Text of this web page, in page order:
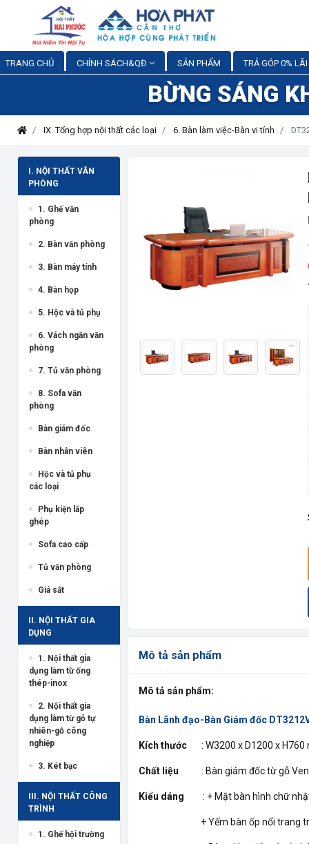
TRANG CHỦ CHÍNH SÁCH&QĐ SẢN PHẨM TRẢ GÓP 0% LÃI
BỪNG SÁNG
IX. Tổng hợp nội thất các loại 6. Bàn làm việc-Bàn vi tính
I. NỘI THẤT VĂN
PHÒNG
1. Ghế văn
phòng
2. Bàn văn phòng
3. Bàn máy tính
4. Bàn họp
5. Hộc và tủ phụ
6. Vách ngăn văn
phòng
7. Tủ văn phòng
8. Sofa văn
phòng
Bàn giám đốc
Bàn nhân viên
Hộc và tủ phụ
các loại
Phụ kiện lắp
ghép
Sofa cao cấp
Tủ văn phòng
Giá sắt
II. NỘI THẤT GIA
DỤNG
1. Nội thất gia
dụng làm từ ống
thép-inox
2. Nội thất gia
dụng làm từ gỗ tự
nhiên-gỗ công
nghiệp
3. Két bạc
III. NỘI THẤT CÔNG
TRÌNH
1. Ghế hội trường
Mô tả sản phẩm
Mô tả sản phẩm:
Bàn Lãnh đạo-Bàn Giám đốc
Kích thước : W3200 x D1200 x H760
Chất liệu : Bàn giám đốc từ gỗ
Kiểu dáng : + Mặt bàn hình chữ
+ Yếm bàn ốp nổi trang